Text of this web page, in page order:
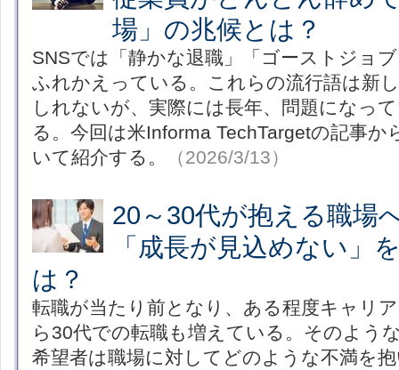
場」の兆候とは？
SNSでは「静かな退職」「ゴーストジョ
ふれかえっている。これらの流行語は新
しれないが、実際には長年、問題になっ
る。今回は米Informa TechTargetの記事か
いて紹介する。
（2026/3/13）
20～30代が抱える職
「成長が見込めない」
は？
転職が当たり前となり、ある程度キャリ
ら30代での転職も増えている。そのよう
希望者は職場に対してどのような不満を